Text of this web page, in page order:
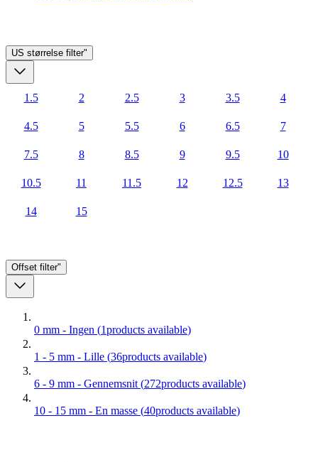
US størrelse filter"
1.5 2 2.5 3 3.5 4
4.5 5 5.5 6 6.5 7
7.5 8 8.5 9 9.5 10
10.5 11 11.5 12 12.5 13
14 15
Offset filter"
0 mm - Ingen (1products available)
1 - 5 mm - Lille (36products available)
6 - 9 mm - Gennemsnit (272products available)
10 - 15 mm - En masse (40products available)